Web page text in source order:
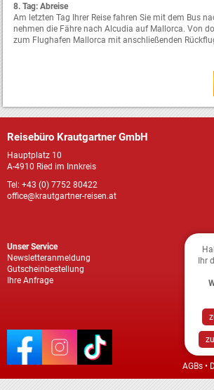
8. Tag: Abreise
Am letzten Tag Ihrer Reise fahren Sie mit dem Bus
nehmen die Fähre nach Alcudia auf Mallorca. Von
zum Flughafen Mallorca mit anschließenden
Reisebüro Krautgartner GmbH
Hauptplatz 10
A-4910 Ried im Innkreis
Tel: +43 (0) 7752 80422
office@krautgartner-reisen.at
Unser Service
Newsletteranmeldung
Gutscheinbestellung
Ihre Anfrage
AGBs •
Ihr